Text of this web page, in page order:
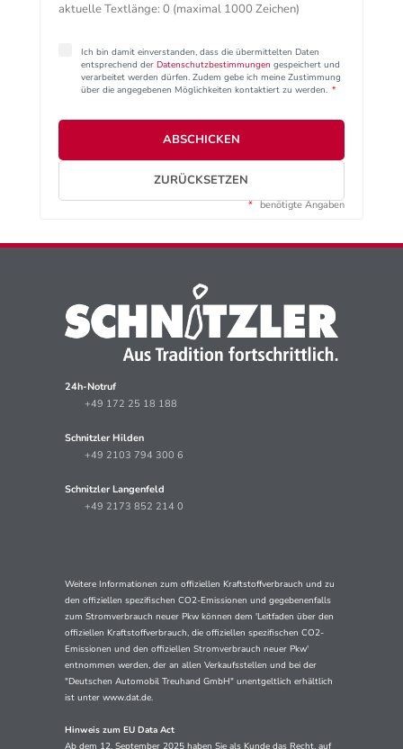
aktuelle Textlänge: 0 (maximal 1000 Zeichen)
Ich bin damit einverstanden, dass die übermittelten Daten
entsprechend der Datenschutzbestimmungen gespeichert und
verarbeitet werden dürfen. Zudem gebe ich meine Zustimmung
über die angegebenen Möglichkeiten kontaktiert zu werden. *
ABSCHICKEN
ZURÜCKSETZEN
* benötigte Angaben
24h-Notruf
+49 172 25 18 188
Schnitzler Hilden
+49 2103 794 300 6
Schnitzler Langenfeld
+49 2173 852 214 0
Weitere Informationen zum offiziellen Kraftstoffverbrauch und zu
den offiziellen spezifischen CO2-Emissionen und gegebenenfalls
zum Stromverbrauch neuer Pkw können dem 'Leitfaden über den
offiziellen Kraftstoffverbrauch, die offiziellen spezifischen CO2-
Emissionen und den offiziellen Stromverbrauch neuer Pkw'
entnommen werden, der an allen Verkaufsstellen und bei der
"Deutschen Automobil Treuhand GmbH" unentgeltlich erhältlich
ist unter www.dat.de.
Hinweis zum EU Data Act
Ab dem 12. September 2025 haben Sie als Kunde das Recht, auf